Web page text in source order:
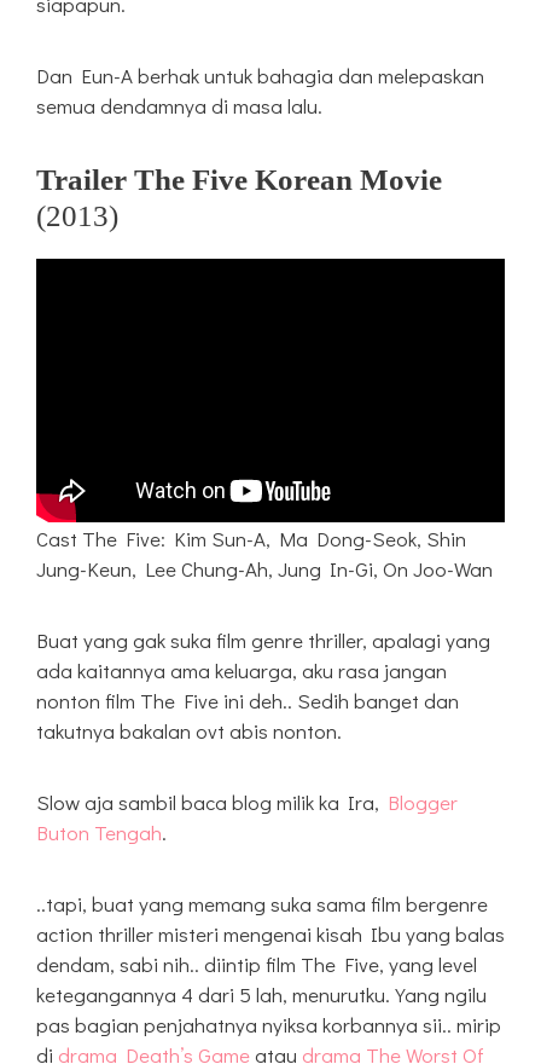
Dan Eun-A berhak untuk bahagia dan melepaskan
semua dendamnya di masa lalu.
Trailer The Five Korean Movie
(2013)
Cast The Five: Kim Sun-A, Ma Dong-Seok, Shin
Jung-Keun, Lee Chung-Ah, Jung In-Gi, On Joo-Wan
Buat yang gak suka film genre thriller, apalagi yang
ada kaitannya ama keluarga, aku rasa jangan
nonton film The Five ini deh.. Sedih banget dan
takutnya bakalan ovt abis nonton.
Slow aja sambil baca blog milik ka Ira, Blogger
Buton Tengah.
..tapi, buat yang memang suka sama film bergenre
action thriller misteri mengenai kisah Ibu yang balas
dendam, sabi nih.. diintip film The Five, yang level
ketegangannya 4 dari 5 lah, menurutku. Yang ngilu
pas bagian penjahatnya nyiksa korbannya sii.. mirip
di drama Death’s Game atau drama The Worst Of